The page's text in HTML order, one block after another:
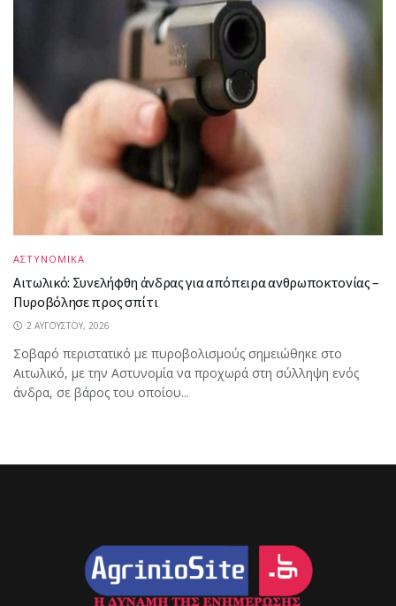
ΑΣΤΥΝΟΜΙΚΑ
Αιτωλικό: Συνελήφθη άνδρας για απόπειρα ανθρωποκτονίας –
Πυροβόλησε προς σπίτι
2 ΑΥΓΟΎΣΤΟΥ, 2026
Σοβαρό περιστατικό με πυροβολισμούς σημειώθηκε στο
Αιτωλικό, με την Αστυνομία να προχωρά στη σύλληψη ενός
άνδρα, σε βάρος του οποίου...